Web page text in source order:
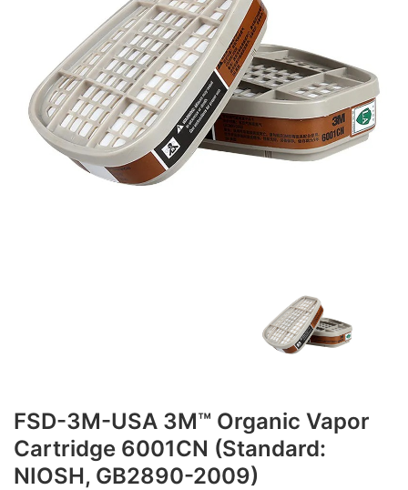
FSD-3M-USA 3M™ Organic Vapor
Cartridge 6001CN (Standard:
NIOSH, GB2890-2009)